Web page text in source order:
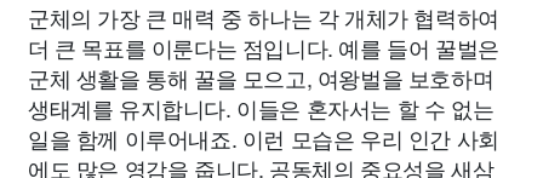
군체의 가장 큰 매력 중 하나는 각 개체가 협력하여
더 큰 목표를 이룬다는 점입니다. 예를 들어 꿀벌은
군체 생활을 통해 꿀을 모으고, 여왕벌을 보호하며
생태계를 유지합니다. 이들은 혼자서는 할 수 없는
일을 함께 이루어내죠. 이런 모습은 우리 인간 사회
에도 많은 영감을 줍니다. 공동체의 중요성을 새삼